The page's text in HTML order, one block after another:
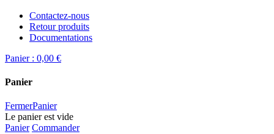
Contactez-nous
Retour produits
Documentations
Panier : 0,00 €
Panier
FermerPanier
Le panier est vide
Panier Commander